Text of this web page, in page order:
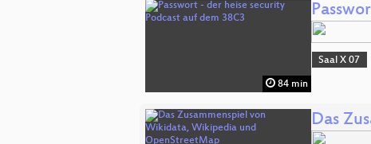
84 min
Saal X 07
Das